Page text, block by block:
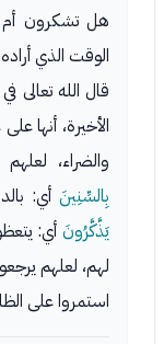
هل تشكرون أم
الوقت الذي أراده
قال الله تعالى
الأخيرة، أنها
والضراء،
بِالسِّنِينَأي:
يَذَّكَّرُونَ أي:
لهم، لعلهم
استمروا على